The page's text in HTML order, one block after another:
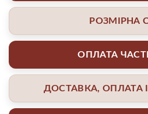
РОЗМІРНА
ОПЛАТА
ДОСТАВКА, ОПЛАТА